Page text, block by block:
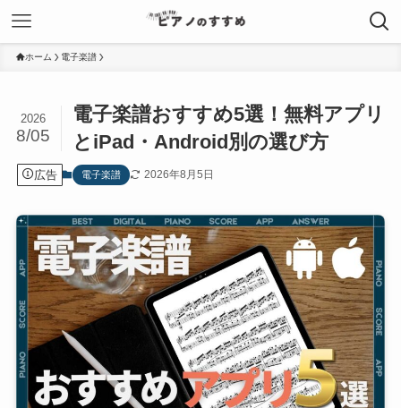
ホーム 電子楽譜
電子楽譜おすすめ5選！無料アプリ
とiPad・Android別の選び方
2026
8/05
広告 電子楽譜 2026年8月5日